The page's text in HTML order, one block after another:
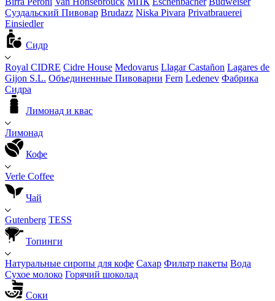
Суздальский Пивовар Brudazz Niska Pivara Privatbrauerei
Einsiedler
Сидр
Royal CIDRE Cidre House Medovarus Llagar Castañon Lagares de
Gijon S.L. Объединенные Пивоварни Fern Ledenev Фабрика
Сидра
Лимонад и квас
Лимонад
Кофе
Verle Coffee
Чай
Gutenberg TESS
Топинги
Натуральные сиропы для кофе Сахар Фильтр пакеты Вода
Сухое молоко Горячий шоколад
Соки